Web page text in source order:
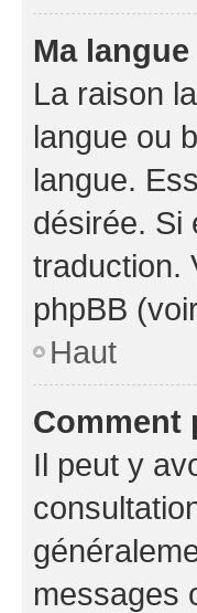
Ma
La raison
langue ou
langue.
désirée. Si
traduction.
phpBB
Haut
Comment
Il peut y
messages